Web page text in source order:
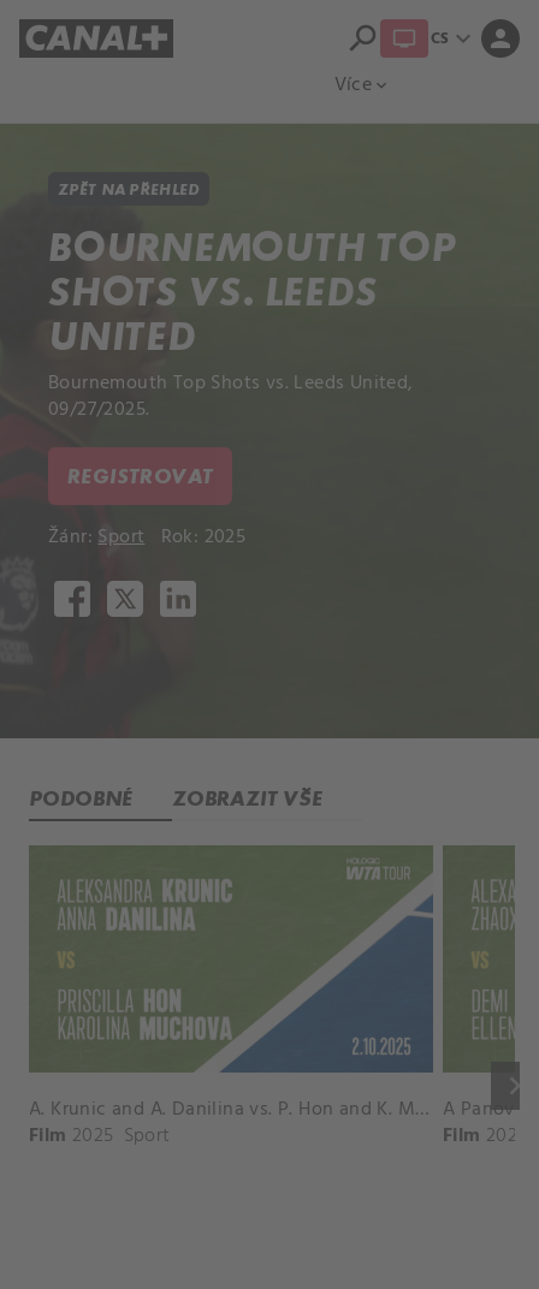
Více expand_more
search CS expand_more person
ZPĚT NA PŘEHLED
BOURNEMOUTH TOP
SHOTS VS. LEEDS
UNITED
Bournemouth Top Shots vs. Leeds United,
09/27/2025.
REGISTROVAT
Žánr:Sport Rok: 2025
PODOBNÉ ZOBRAZIT VŠE
keyboard_arrow_right
A. Krunic and A. Danilina vs. P. Hon and K. Muchova Match Highlights - BEIJING_Capital Group Diamond ( October 02, 2025)
Film 2025 Sport Film 2026